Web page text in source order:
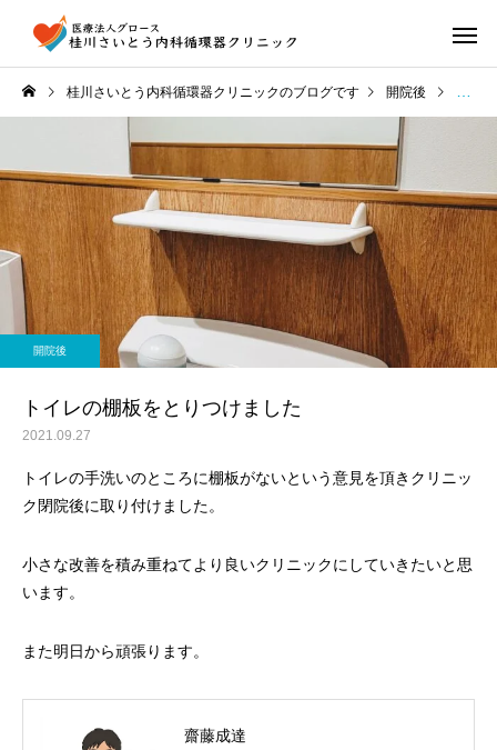
桂川さいとう内科循環器クリニックのブログです 開院後 トイ
開院後
トイレの棚板をとりつけました
2021.09.27
トイレの手洗いのところに棚板がないという意見を頂きクリニッ
ク閉院後に取り付けました。
小さな改善を積み重ねてより良いクリニックにしていきたいと思
います。
また明日から頑張ります。
齋藤成達